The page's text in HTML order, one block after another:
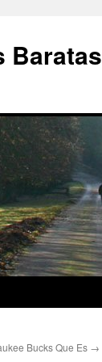
Baratas
Bucks Que Es →